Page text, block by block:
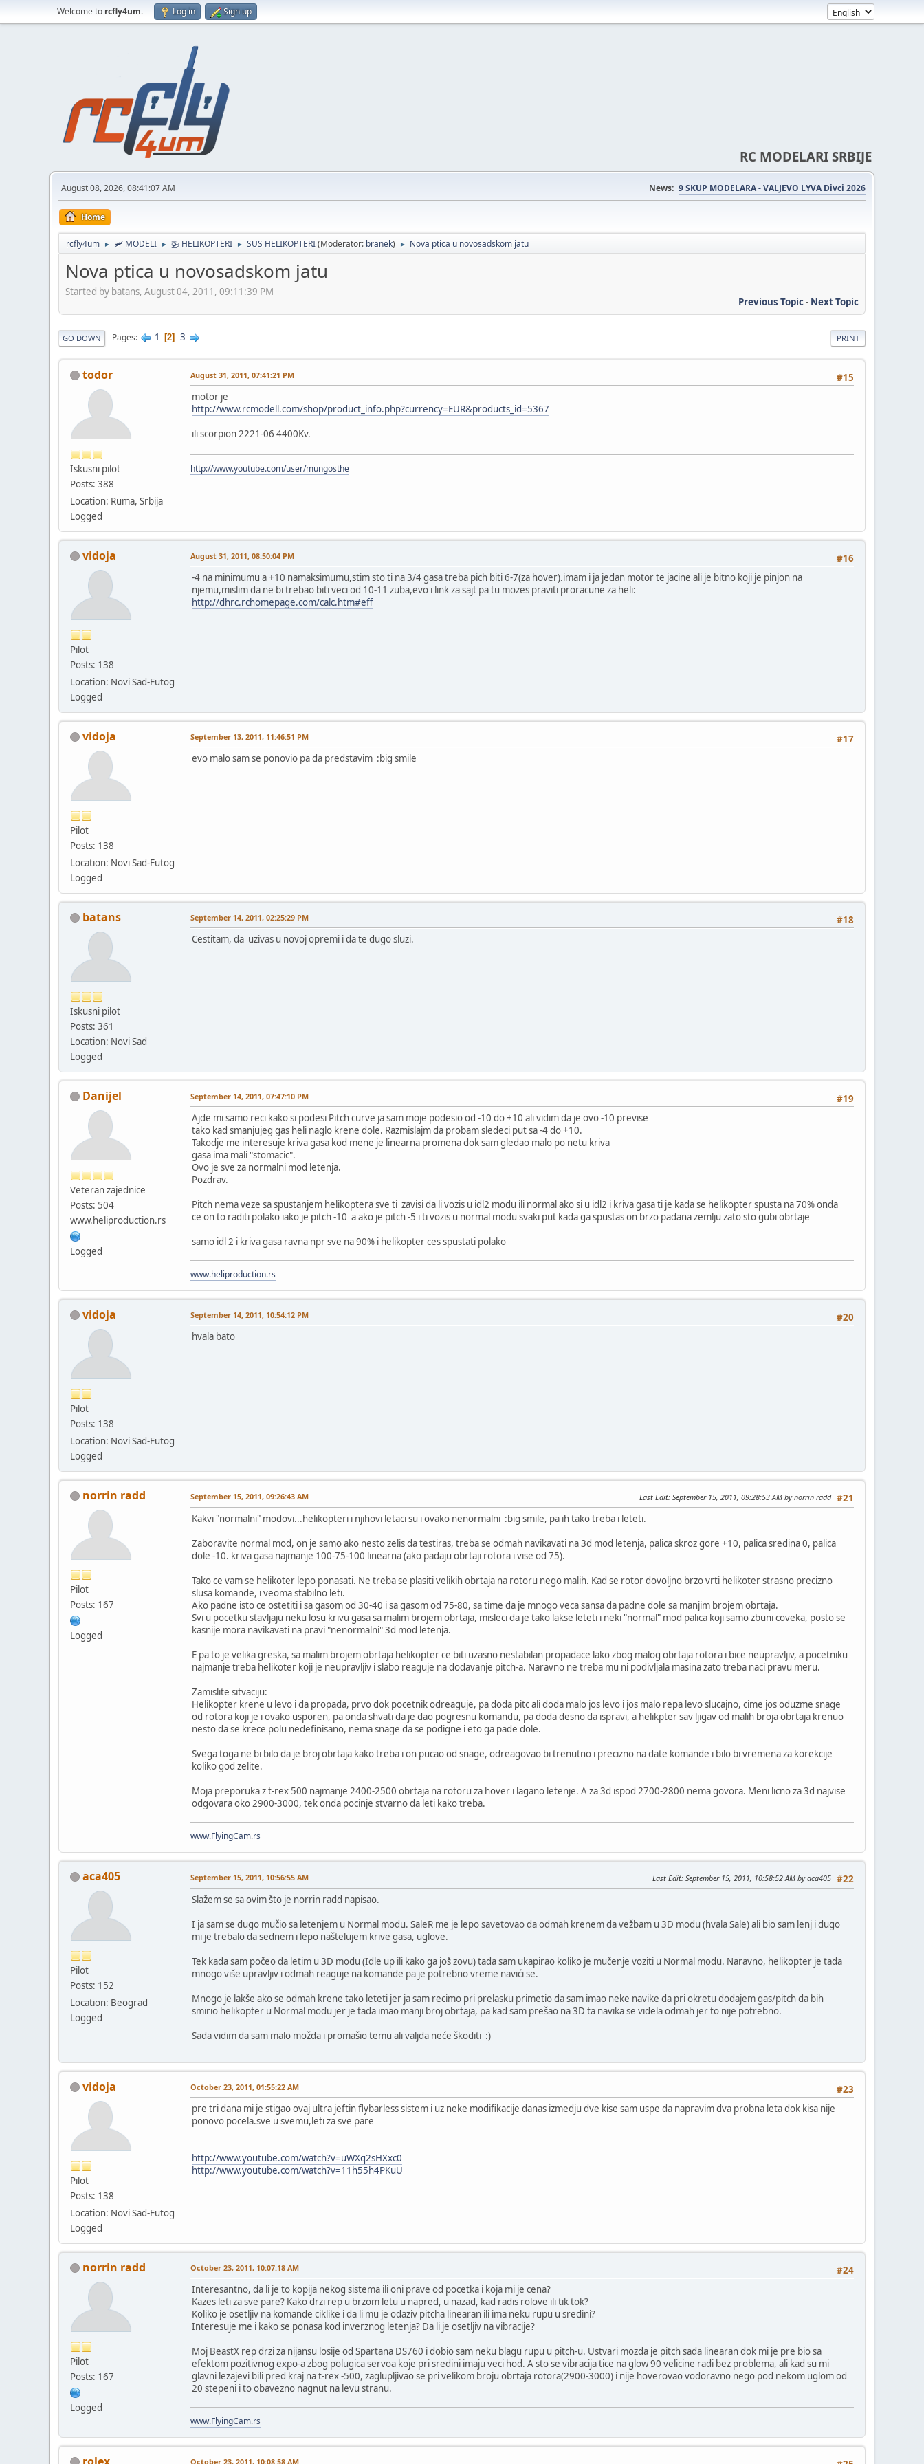
Welcome to rcfly4um. Log in Sign up
RC MODELARI SRBIJE
August 08, 2026, 08:41:07 AM News: 9 SKUP MODELARA - VALJEVO LYVA Divci 2026
Home
rcfly4um ► 🛩️ MODELI ► 🚁 HELIKOPTERI ► SUS HELIKOPTERI(Moderator: branek) ► Nova ptica u novosadskom jatu
Nova ptica u novosadskom jatu
Started by batans, August 04, 2011, 09:11:39 PM
Previous Topic- Next Topic
PRINT
GO DOWN Pages 1 2 3
todor
Iskusni pilot
Posts: 388
Location: Ruma, Srbija
Logged
#15
August 31, 2011, 07:41:21 PM
motor je
http://www.rcmodell.com/shop/product_info.php?currency=EUR&products_id=5367
ili scorpion 2221-06 4400Kv.
http://www.youtube.com/user/mungosthe
vidoja
Pilot
Posts: 138
Location: Novi Sad-Futog
Logged
#16
August 31, 2011, 08:50:04 PM
-4 na minimumu a +10 namaksimumu,stim sto ti na 3/4 gasa treba pich biti 6-7(za hover).imam i ja jedan motor te jacine ali je bitno koji je pinjon na
njemu,mislim da ne bi trebao biti veci od 10-11 zuba,evo i link za sajt pa tu mozes praviti proracune za heli:
http://dhrc.rchomepage.com/calc.htm#eff
vidoja
Pilot
Posts: 138
Location: Novi Sad-Futog
Logged
#17
September 13, 2011, 11:46:51 PM
evo malo sam se ponovio pa da predstavim :big smile
batans
Iskusni pilot
Posts: 361
Location: Novi Sad
Logged
#18
September 14, 2011, 02:25:29 PM
Cestitam, da uzivas u novoj opremi i da te dugo sluzi.
Danijel
Veteran zajednice
Posts: 504
www.heliproduction.rs
Logged
#19
September 14, 2011, 07:47:10 PM
Ajde mi samo reci kako si podesi Pitch curve ja sam moje podesio od -10 do +10 ali vidim da je ovo -10 previse
tako kad smanjujeg gas heli naglo krene dole. Razmislajm da probam sledeci put sa -4 do +10.
Takodje me interesuje kriva gasa kod mene je linearna promena dok sam gledao malo po netu kriva
gasa ima mali "stomacic".
Ovo je sve za normalni mod letenja.
Pozdrav.
Pitch nema veze sa spustanjem helikoptera sve ti zavisi da li vozis u idl2 modu ili normal ako si u idl2 i kriva gasa ti je kada se helikopter spusta na 70% onda
ce on to raditi polako iako je pitch -10 a ako je pitch -5 i ti vozis u normal modu svaki put kada ga spustas on brzo padana zemlju zato sto gubi obrtaje
samo idl 2 i kriva gasa ravna npr sve na 90% i helikopter ces spustati polako
www.heliproduction.rs
vidoja
Pilot
Posts: 138
Location: Novi Sad-Futog
Logged
#20
September 14, 2011, 10:54:12 PM
hvala bato
norrin radd
Pilot
Posts: 167
Logged
#21
September 15, 2011, 09:26:43 AM Last Edit: September 15, 2011, 09:28:53 AM by norrin radd
Kakvi "normalni" modovi...helikopteri i njihovi letaci su i ovako nenormalni :big smile, pa ih tako treba i leteti.
Zaboravite normal mod, on je samo ako nesto zelis da testiras, treba se odmah navikavati na 3d mod letenja, palica skroz gore +10, palica sredina 0, palica
dole -10. kriva gasa najmanje 100-75-100 linearna (ako padaju obrtaji rotora i vise od 75).
Tako ce vam se helikoter lepo ponasati. Ne treba se plasiti velikih obrtaja na rotoru nego malih. Kad se rotor dovoljno brzo vrti helikoter strasno precizno
slusa komande, i veoma stabilno leti.
Ako padne isto ce ostetiti i sa gasom od 30-40 i sa gasom od 75-80, sa time da je mnogo veca sansa da padne dole sa manjim brojem obrtaja.
Svi u pocetku stavljaju neku losu krivu gasa sa malim brojem obrtaja, misleci da je tako lakse leteti i neki "normal" mod palica koji samo zbuni coveka, posto se
kasnije mora navikavati na pravi "nenormalni" 3d mod letenja.
E pa to je velika greska, sa malim brojem obrtaja helikopter ce biti uzasno nestabilan propadace lako zbog malog obrtaja rotora i bice neupravljiv, a pocetniku
najmanje treba helikoter koji je neupravljiv i slabo reaguje na dodavanje pitch-a. Naravno ne treba mu ni podivljala masina zato treba naci pravu meru.
Zamislite sitvaciju:
Helikopter krene u levo i da propada, prvo dok pocetnik odreaguje, pa doda pitc ali doda malo jos levo i jos malo repa levo slucajno, cime jos oduzme snage
od rotora koji je i ovako usporen, pa onda shvati da je dao pogresnu komandu, pa doda desno da ispravi, a helikpter sav ljigav od malih broja obrtaja krenuo
nesto da se krece polu nedefinisano, nema snage da se podigne i eto ga pade dole.
Svega toga ne bi bilo da je broj obrtaja kako treba i on pucao od snage, odreagovao bi trenutno i precizno na date komande i bilo bi vremena za korekcije
koliko god zelite.
Moja preporuka z t-rex 500 najmanje 2400-2500 obrtaja na rotoru za hover i lagano letenje. A za 3d ispod 2700-2800 nema govora. Meni licno za 3d najvise
odgovara oko 2900-3000, tek onda pocinje stvarno da leti kako treba.
www.FlyingCam.rs
aca405
Pilot
Posts: 152
Location: Beograd
Logged
#22
September 15, 2011, 10:56:55 AM Last Edit: September 15, 2011, 10:58:52 AM by aca405
Slažem se sa ovim što je norrin radd napisao.
I ja sam se dugo mučio sa letenjem u Normal modu. SaleR me je lepo savetovao da odmah krenem da vežbam u 3D modu (hvala Sale) ali bio sam lenj i dugo
mi je trebalo da sednem i lepo naštelujem krive gasa, uglove.
Tek kada sam počeo da letim u 3D modu (Idle up ili kako ga još zovu) tada sam ukapirao koliko je mučenje voziti u Normal modu. Naravno, helikopter je tada
mnogo više upravljiv i odmah reaguje na komande pa je potrebno vreme navići se.
Mnogo je lakše ako se odmah krene tako leteti jer ja sam recimo pri prelasku primetio da sam imao neke navike da pri okretu dodajem gas/pitch da bih
smirio helikopter u Normal modu jer je tada imao manji broj obrtaja, pa kad sam prešao na 3D ta navika se videla odmah jer to nije potrebno.
Sada vidim da sam malo možda i promašio temu ali valjda neće škoditi :)
vidoja
Pilot
Posts: 138
Location: Novi Sad-Futog
Logged
#23
October 23, 2011, 01:55:22 AM
pre tri dana mi je stigao ovaj ultra jeftin flybarless sistem i uz neke modifikacije danas izmedju dve kise sam uspe da napravim dva probna leta dok kisa nije
ponovo pocela.sve u svemu,leti za sve pare
http://www.youtube.com/watch?v=uWXq2sHXxc0
http://www.youtube.com/watch?v=11h55h4PKuU
norrin radd
Pilot
Posts: 167
Logged
#24
October 23, 2011, 10:07:18 AM
Interesantno, da li je to kopija nekog sistema ili oni prave od pocetka i koja mi je cena?
Kazes leti za sve pare? Kako drzi rep u brzom letu u napred, u nazad, kad radis rolove ili tik tok?
Koliko je osetljiv na komande ciklike i da li mu je odaziv pitcha linearan ili ima neku rupu u sredini?
Interesuje me i kako se ponasa kod inverznog letenja? Da li je osetljiv na vibracije?
Moj BeastX rep drzi za nijansu losije od Spartana DS760 i dobio sam neku blagu rupu u pitch-u. Ustvari mozda je pitch sada linearan dok mi je pre bio sa
efektom pozitivnog expo-a zbog polugica servoa koje pri sredini imaju veci hod. A sto se vibracija tice na glow 90 velicine radi bez problema, ali kad su mi
glavni lezajevi bili pred kraj na t-rex -500, zaglupljivao se pri velikom broju obrtaja rotora(2900-3000) i nije hoverovao vodoravno nego pod nekom uglom od
20 stepeni i to obavezno nagnut na levu stranu.
www.FlyingCam.rs
rolex October 23, 2011, 10:08:58 AM